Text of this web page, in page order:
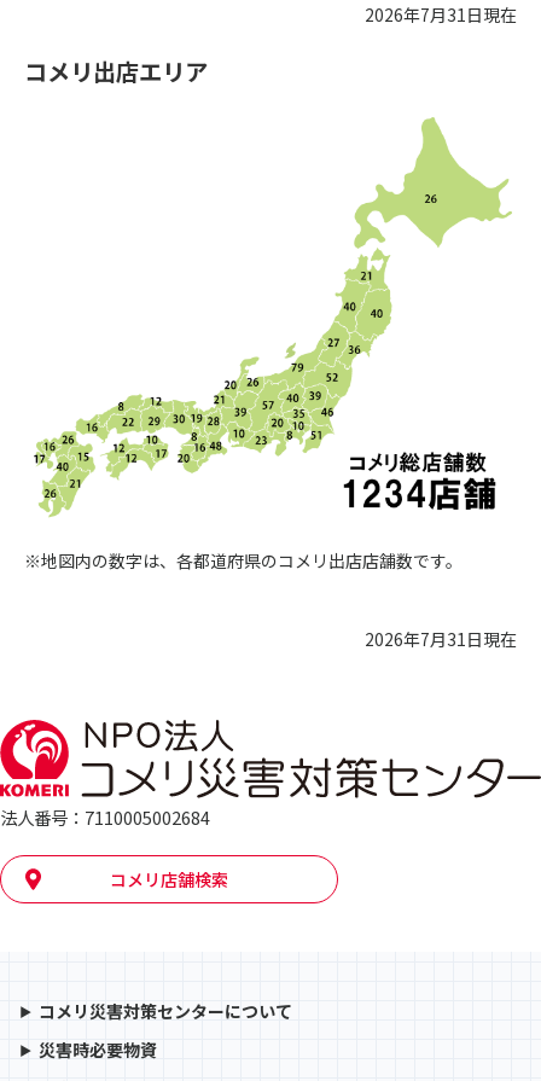
2026年7月31日現在
コメリ出店エリア
※地図内の数字は、各都道府県のコメリ出店店舗数です。
2026年7月31日現在
法人番号：7110005002684
コメリ店舗検索
コメリ災害対策センターについて
災害時必要物資